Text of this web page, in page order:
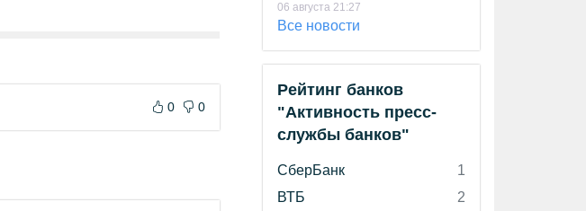
0 0
06 августа 21:27
Все новости
Рейтинг банков
"Активность пресс-
службы банков"
СберБанк
1
ВТБ
2